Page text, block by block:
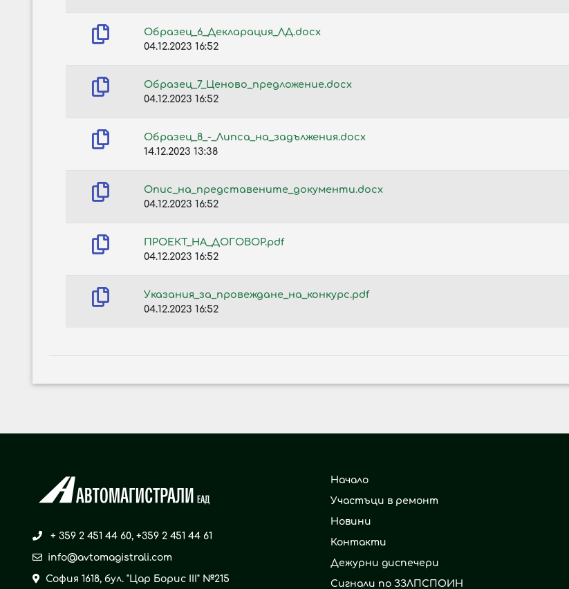
Образец_6_Декларация_ЛД.docx
04.12.2023 16:52
Образец_7_Ценово_предложение.docx
04.12.2023 16:52
Образец_8_-_Липса_на_задължения.docx
14.12.2023 13:38
Опис_на_представените_документи.docx
04.12.2023 16:52
ПРОЕКТ_НА_ДОГОВОР.pdf
04.12.2023 16:52
Указания_за_провеждане_на_конкурс.pdf
04.12.2023 16:52
+ 359 2 451 44 60, +359 2 451 44 61
info@avtomagistrali.com
София 1618, бул. "Цар Борис ІІІ" №215
Начало
Участъци в ремонт
Новини
Контакти
Дежурни диспечери
Сигнали по ЗЗЛПСПОИН